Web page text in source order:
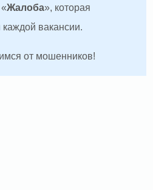
«Жалоба», которая
каждой вакансии.
от мошенников!